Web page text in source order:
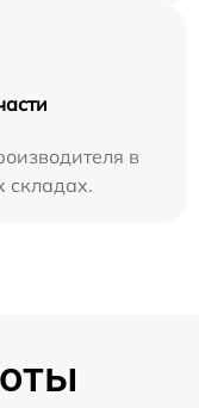
в
складах.